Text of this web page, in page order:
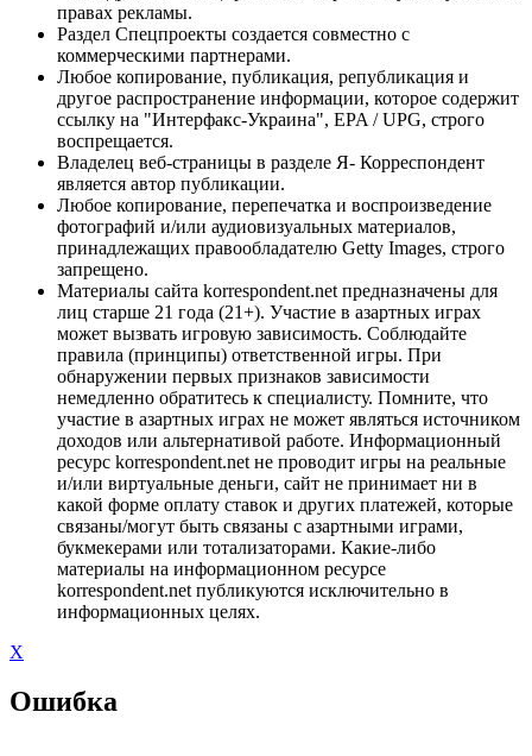
правах рекламы.
Раздел Спецпроекты создается совместно с
коммерческими партнерами.
Любое копирование, публикация, републикация и
другое распространение информации, которое содержит
ссылку на "Интерфакс-Украина", EPA / UPG, строго
воспрещается.
Владелец веб-страницы в разделе Я- Корреспондент
является автор публикации.
Любое копирование, перепечатка и воспроизведение
фотографий и/или аудиовизуальных материалов,
принадлежащих правообладателю Getty Images, строго
запрещено.
Материалы сайта korrespondent.net предназначены для
лиц старше 21 года (21+). Участие в азартных играх
может вызвать игровую зависимость. Соблюдайте
правила (принципы) ответственной игры. При
обнаружении первых признаков зависимости
немедленно обратитесь к специалисту. Помните, что
участие в азартных играх не может являться источником
доходов или альтернативой работе. Информационный
ресурс korrespondent.net не проводит игры на реальные
и/или виртуальные деньги, сайт не принимает ни в
какой форме оплату ставок и других платежей, которые
связаны/могут быть связаны с азартными играми,
букмекерами или тотализаторами. Какие-либо
материалы на информационном ресурсе
korrespondent.net публикуются исключительно в
информационных целях.
X
Ошибка